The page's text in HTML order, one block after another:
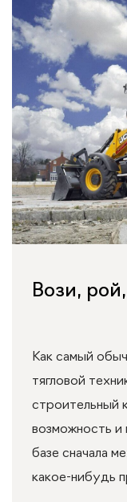
Вози,
Как самый
тягловой
строительный
возможность и
базе сначала
какое-нибудь